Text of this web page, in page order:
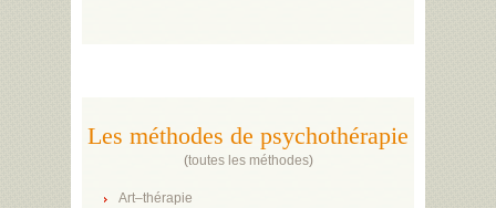
Les méthodes de psychothérapie
(toutes les méthodes)
Art–thérapie